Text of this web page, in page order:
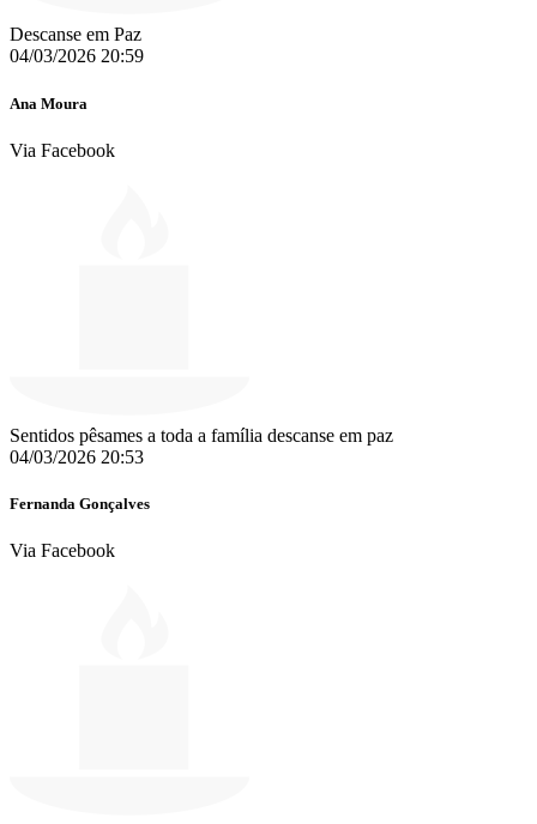
Descanse em Paz
04/03/2026 20:59
Ana Moura
Via Facebook
Sentidos pêsames a toda a família descanse em paz
04/03/2026 20:53
Fernanda Gonçalves
Via Facebook